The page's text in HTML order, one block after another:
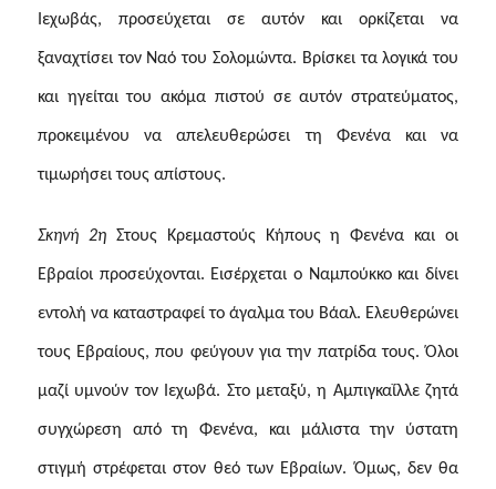
Ιεχωβάς, προσεύχεται σε αυτόν και ορκίζεται να
ξαναχτίσει τον Ναό του Σολομώντα. Βρίσκει τα λογικά του
και ηγείται του ακόμα πιστού σε αυτόν στρατεύματος,
προκειμένου να απελευθερώσει τη Φενένα και να
τιμωρήσει τους απίστους.
Σκηνή 2ηΣτους Kρεμαστούς Kήπους η Φενένα και οι
Εβραίοι προσεύχονται. Εισέρχεται ο Ναμπούκκο και δίνει
εντολή να καταστραφεί το άγαλμα του Βάαλ. Ελευθερώνει
τους Εβραίους, που φεύγουν για την πατρίδα τους. Όλοι
μαζί υμνούν τον Ιεχωβά. Στο μεταξύ, η Αμπιγκαΐλλε ζητά
συγχώρεση από τη Φενένα, και μάλιστα την ύστατη
στιγμή στρέφεται στον θεό των Εβραίων. Όμως, δεν θα